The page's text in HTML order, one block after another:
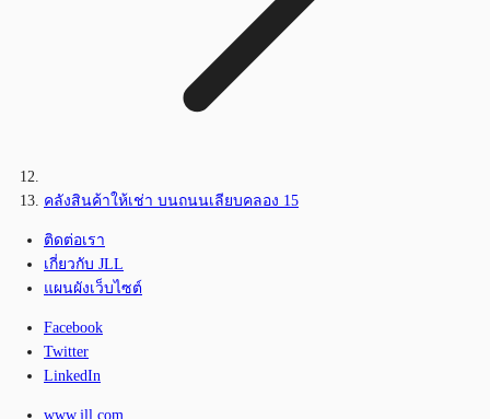
คลังสินค้าให้เช่า บนถนนเลียบคลอง 15
ติดต่อเรา
เกี่ยวกับ JLL
แผนผังเว็บไซต์
Facebook
Twitter
LinkedIn
www.jll.com